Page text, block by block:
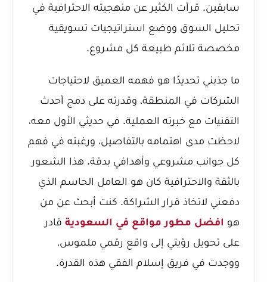
سابقين. قرأت الكثير عن منهجيته الاحترافية في
تحليل السوق ووضع استراتيجيات تسويقية
مخصصة تلائم طبيعة كل مشروع.
ما جذبني تحديدًا هو فهمه العميق لاحتياجات
الشركات في المنطقة، وقدرته على دمج أحدث
التقنيات مع خبرته العملية. في حديثي الأول معه،
لاحظت مدى اهتمامه بالتفاصيل، ورغبته في فهم
كل جوانب مشروعي وأهدافي بدقة. هذا الشعور
بالثقة والاحترافية كان هو العامل الحاسم الذي
دفعني لاتخاذ قرار الشراكة. كنت أبحث عن من
هو افضل مطور مواقع في السعودية قادر
على تحويل رؤيتي إلى واقع رقمي ملموس،
ووجدت في فريق إسلام الفقي هذه القدرة.